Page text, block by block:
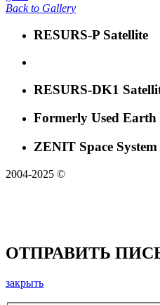
Back to Gallery
RESURS-P Satellite
RESURS-DK1
Formerly Used Earth
ZENIT Space System
2004-2025 ©
ОТПРАВИТЬ
закрыть